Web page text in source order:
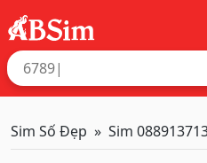
Sim Số Đẹp Sim